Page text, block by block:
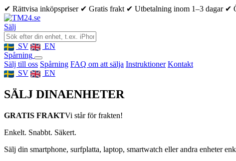
✔ Rättvisa inköpspriser ✔ Gratis frakt ✔ Utbetalning inom 1–3 dagar ✔
Sälj
SV
EN
Spårning
Sälj till oss Spårning FAQ om att sälja Instruktioner Kontakt
SV
EN
SÄLJ DINAENHETER
GRATIS FRAKTVi står för frakten!
Enkelt. Snabbt. Säkert.
Sälj din smartphone, surfplatta, laptop, smartwatch eller andra enheter